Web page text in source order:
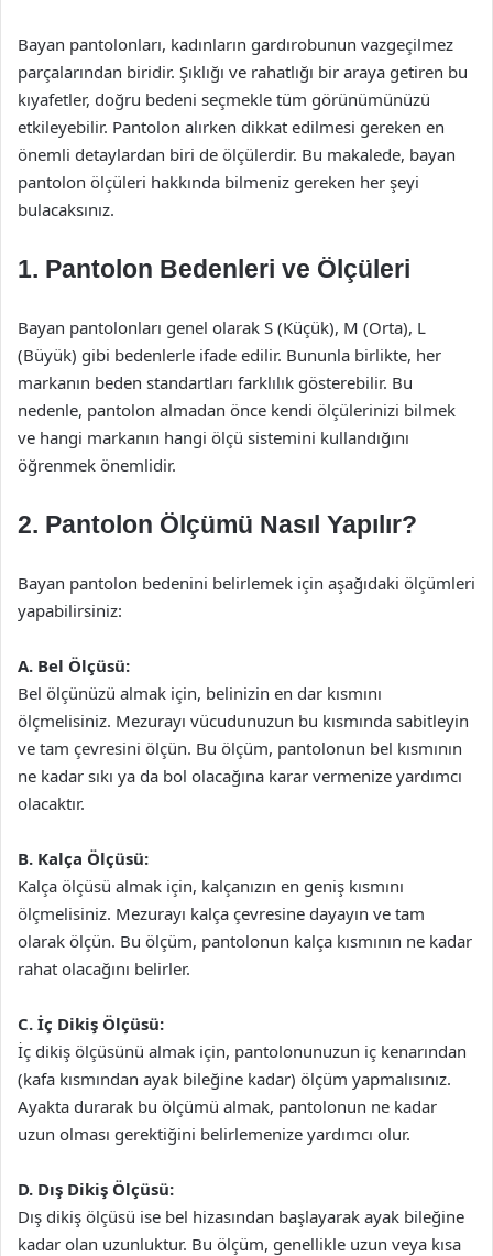
Bayan pantolonları, kadınların gardırobunun vazgeçilmez
parçalarından biridir. Şıklığı ve rahatlığı bir araya getiren bu
kıyafetler, doğru bedeni seçmekle tüm görünümünüzü
etkileyebilir. Pantolon alırken dikkat edilmesi gereken en
önemli detaylardan biri de ölçülerdir. Bu makalede, bayan
pantolon ölçüleri hakkında bilmeniz gereken her şeyi
bulacaksınız.
1. Pantolon Bedenleri ve Ölçüleri
Bayan pantolonları genel olarak S (Küçük), M (Orta), L
(Büyük) gibi bedenlerle ifade edilir. Bununla birlikte, her
markanın beden standartları farklılık gösterebilir. Bu
nedenle, pantolon almadan önce kendi ölçülerinizi bilmek
ve hangi markanın hangi ölçü sistemini kullandığını
öğrenmek önemlidir.
2. Pantolon Ölçümü Nasıl Yapılır?
Bayan pantolon bedenini belirlemek için aşağıdaki ölçümleri
yapabilirsiniz:
A. Bel Ölçüsü:
Bel ölçünüzü almak için, belinizin en dar kısmını
ölçmelisiniz. Mezurayı vücudunuzun bu kısmında sabitleyin
ve tam çevresini ölçün. Bu ölçüm, pantolonun bel kısmının
ne kadar sıkı ya da bol olacağına karar vermenize yardımcı
olacaktır.
B. Kalça Ölçüsü:
Kalça ölçüsü almak için, kalçanızın en geniş kısmını
ölçmelisiniz. Mezurayı kalça çevresine dayayın ve tam
olarak ölçün. Bu ölçüm, pantolonun kalça kısmının ne kadar
rahat olacağını belirler.
C. İç Dikiş Ölçüsü:
İç dikiş ölçüsünü almak için, pantolonunuzun iç kenarından
(kafa kısmından ayak bileğine kadar) ölçüm yapmalısınız.
Ayakta durarak bu ölçümü almak, pantolonun ne kadar
uzun olması gerektiğini belirlemenize yardımcı olur.
D. Dış Dikiş Ölçüsü:
Dış dikiş ölçüsü ise bel hizasından başlayarak ayak bileğine
kadar olan uzunluktur. Bu ölçüm, genellikle uzun veya kısa